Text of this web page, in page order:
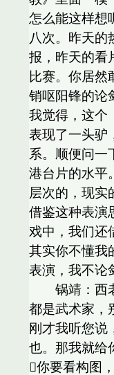
怎么能这样想
八次。昨天的
报，昨天的看
比赛。你居然
销呕阳锋的
我觉得，这个
表现了一头驴
系。顺便问
港台片的水平
层次的，现实
借鉴这种表演
戏中，我们还
其实你不懂
表演，我不
锅靖：西老
都是武术家，
刚才我听您
也。那我就给
你要看构图